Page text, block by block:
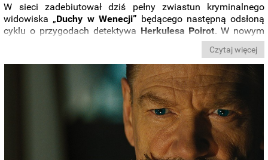
W sieci zadebiutował dziś pełny zwiastun kryminalnego
widowiska „Duchy w Wenecji” będącego następną odsłoną
cyklu o przygodach detektywa Herkulesa Poirot. W nowym
filmie w kultowego bohatera raz jeszcze wciela sięKenneth
. Na ekranie znów towarzyszyć będą mu prawdziwe
gwiazdy.
Czytaj więcej